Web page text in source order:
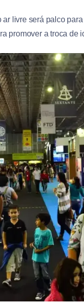
ar livre será palco
promover a troca de